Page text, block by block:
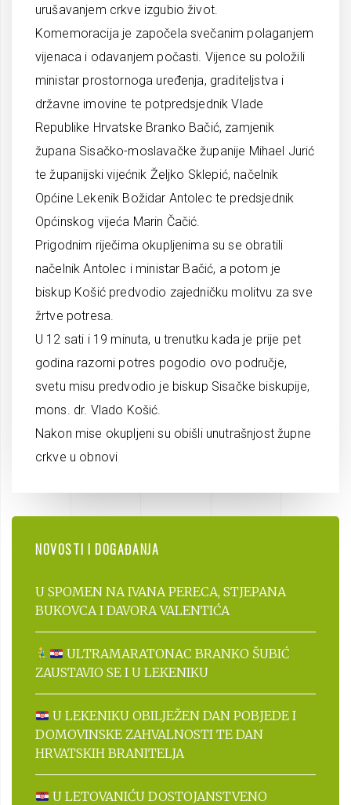
urušavanjem crkve izgubio život.
Komemoracija je započela svečanim polaganjem
vijenaca i odavanjem počasti. Vijence su položili
ministar prostornoga uređenja, graditeljstva i
državne imovine te potpredsjednik Vlade
Republike Hrvatske Branko Bačić, zamjenik
župana Sisačko-moslavačke županije Mihael Jurić
te županijski vijećnik Željko Sklepić, načelnik
Općine Lekenik Božidar Antolec te predsjednik
Općinskog vijeća Marin Čačić.
Prigodnim riječima okupljenima su se obratili
načelnik Antolec i ministar Bačić, a potom je
biskup Košić predvodio zajedničku molitvu za sve
žrtve potresa.
U 12 sati i 19 minuta, u trenutku kada je prije pet
godina razorni potres pogodio ovo područje,
svetu misu predvodio je biskup Sisačke biskupije,
mons. dr. Vlado Košić.
Nakon mise okupljeni su obišli unutrašnjost župne
crkve u obnovi
NOVOSTI I DOGAĐANJA
U SPOMEN NA IVANA PERECA, STJEPANA
BUKOVCA I DAVORA VALENTIĆA
ULTRAMARATONAC BRANKO ŠUBIĆ
ZAUSTAVIO SE I U LEKENIKU
U LEKENIKU OBILJEŽEN DAN POBJEDE I
DOMOVINSKE ZAHVALNOSTI TE DAN
HRVATSKIH BRANITELJA
U LETOVANIĆU DOSTOJANSTVENO